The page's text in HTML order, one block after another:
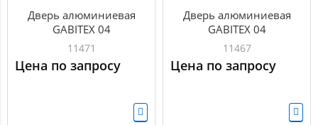
Дверь алюминиевая
GABITEX 04
BRONZE│CHROME MATT
11471
Цена по запросу
Дверь алюминиевая
GABITEX 04
BRONZE│GOLD MATT
11467
Цена по запросу